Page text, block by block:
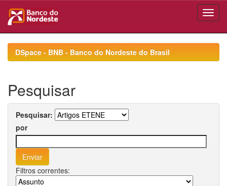
navigationDSpace - BNB - Banco do Nordeste do Brasil
Pesquisar
Pesquisar:
por
Filtros correntes: